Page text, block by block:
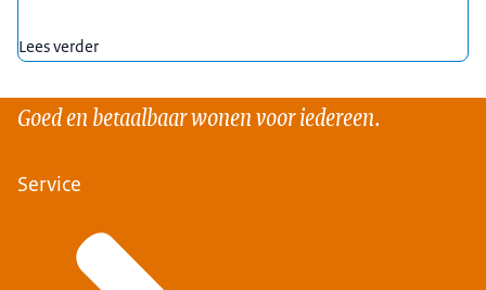
Lees verder
Goed en betaalbaar wonen voor iedereen.
Service